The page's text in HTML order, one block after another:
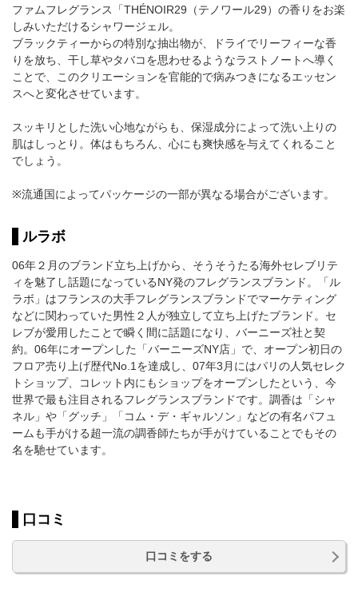
ファムフレグランス「THÉNOIR29（テノワール29）の香りをお楽
しみいただけるシャワージェル。
ブラックティーからの特別な抽出物が、ドライでリーフィーな香
りを放ち、干し草やタバコを思わせるようなラストノートへ導く
ことで、このクリエーションを官能的で病みつきになるエッセン
スへと変化させています。
スッキリとした洗い心地ながらも、保湿成分によって洗い上りの
肌はしっとり。体はもちろん、心にも爽快感を与えてくれること
でしょう。
※流通国によってパッケージの一部が異なる場合がございます。
ルラボ
06年２月のブランド立ち上げから、そうそうたる海外セレブリテ
ィを魅了し話題になっているNY発のフレグランスブランド。「ル
ラボ」はフランスの大手フレグランスブランドでマーケティング
などに関わっていた男性２人が独立して立ち上げたブランド。セ
レブが愛用したことで瞬く間に話題になり、バーニーズ社と契
約。06年にオープンした「バーニーズNY店」で、オープン初日の
フロア売り上げ歴代No.1を達成し、07年3月にはパリの人気セレク
トショップ、コレット内にもショップをオープンしたという、今
世界で最も注目されるフレグランスブランドです。調香は「シャ
ネル」や「グッチ」「コム・デ・ギャルソン」などの有名パフュ
ームも手がける超一流の調香師たちが手がけていることでもその
名を馳せています。
口コミ
口コミをする